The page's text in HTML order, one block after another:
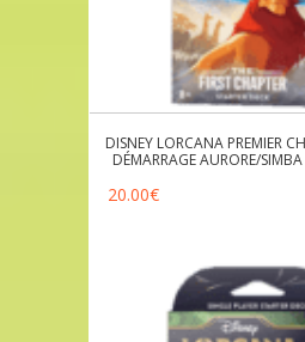
DISNEY LORCANA PREMIER
DÉMARRAGE AURORE/
20.00€